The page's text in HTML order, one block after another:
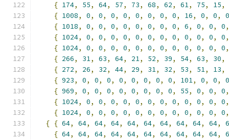
{ 174, 55, 64, 57, 73, 68, 62, 61, 75, 15,
{ 1008, 0, 0, 0, 0, 0, 0, 0, 0, 16, 0, 0,
0
{ 1018, 0, 0, 0, 0, 0, 0, 0, 0, 6, 0, 0, 0,
{ 1024, 0, 0, 0, 0, 0, 0, 0, 0, 0, 0, 0, 0,
{ 1024, 0, 0, 0, 0, 0, 0, 0, 0, 0, 0, 0, 0,
{ 266, 31, 63, 64, 21, 52, 39, 54, 63, 30,
{ 272, 26, 32, 44, 29, 31, 32, 53, 51, 13,
{ 923, 0, 0, 0, 0, 0, 0, 0, 0, 101, 0, 0,
0
{ 969, 0, 0, 0, 0, 0, 0, 0, 0, 55, 0, 0, 0,
{ 1024, 0, 0, 0, 0, 0, 0, 0, 0, 0, 0, 0, 0,
{ 1024, 0, 0, 0, 0, 0, 0, 0, 0, 0, 0, 0, 0,
{ { 64, 64, 64, 64, 64, 64, 64, 64, 64, 64,
{ 64, 64, 64, 64, 64, 64, 64, 64, 64, 64,